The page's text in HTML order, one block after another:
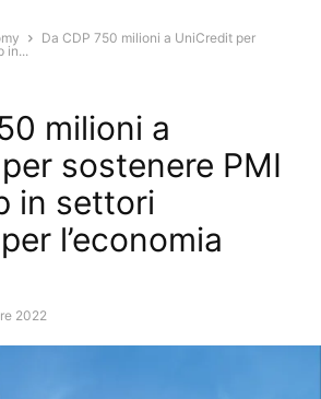
Da CDP 750 milioni a UniCredit per
in...
milioni a
sostenere PMI
in settori
l’economia
2022